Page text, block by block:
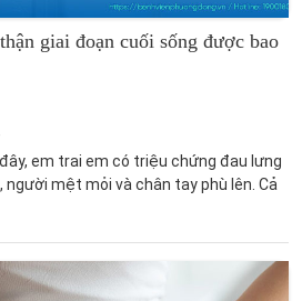
giai đoạn cuối sống được bao
em trai em có triệu chứng đau lưng
mệt mỏi và chân tay phù lên. Cả